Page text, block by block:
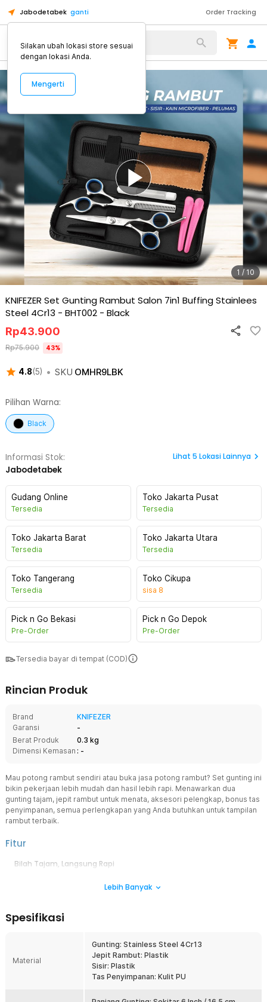
Jabodetabek ganti Order Tracking
Alat Kopi
1 / 10
KNIFEZER Set Gunting Rambut Salon 7in1 Buffing Stainlees
Steel 4Cr13 - BHT002 - Black
4.8(5) • SKU OMHR9LBK
Rp43.900
Rp75.900 43%
Pilihan Warna:
Black
Informasi Stok:
Jabodetabek
Lihat 5 Lokasi Lainnya
Gudang Online
Tersedia
Toko Jakarta Pusat
Tersedia
Toko Jakarta Barat
Tersedia
Toko Jakarta Utara
Tersedia
Toko Tangerang
Tersedia
Toko Cikupa
sisa 8
Pick n Go Bekasi
Pre-Order
Pick n Go Depok
Pre-Order
Tersedia bayar di tempat (COD)
Rincian Produk
Brand
KNIFEZER
Garansi
-
Berat Produk
0.3 kg
Dimensi Kemasan : -
Mau potong rambut sendiri atau buka jasa potong rambut? Set gunting ini
bikin pekerjaan lebih mudah dan hasil lebih rapi. Menawarkan dua
gunting tajam, jepit rambut untuk menata, aksesori pelengkap, bonus tas
penyimpanan, semua perlengkapan yang Anda butuhkan untuk tampilan
rambut terbaik.
Fitur
Bilah Tajam, Langsung Rapi
sasak untuk menipiskan rambut tanpa merusak tekstur alami. Bilah
Nyaman Digunakan Lama
kontrol maksimal. Cocok untuk sesi potong rambut panjang karena
tidak membuat tangan cepat lelah, bahkan saat digunakan seharian.
Mengurangi suara bising sehingga lebih nyaman digunakan, baik
Lebih Banyak
Spesifikasi
Material
Gunting: Stainless Steel 4Cr13
Jepit Rambut: Plastik
Sisir: Plastik
Tas Penyimpanan: Kulit PU
Silakan ubah lokasi store sesuai
dengan lokasi Anda.
Mengerti